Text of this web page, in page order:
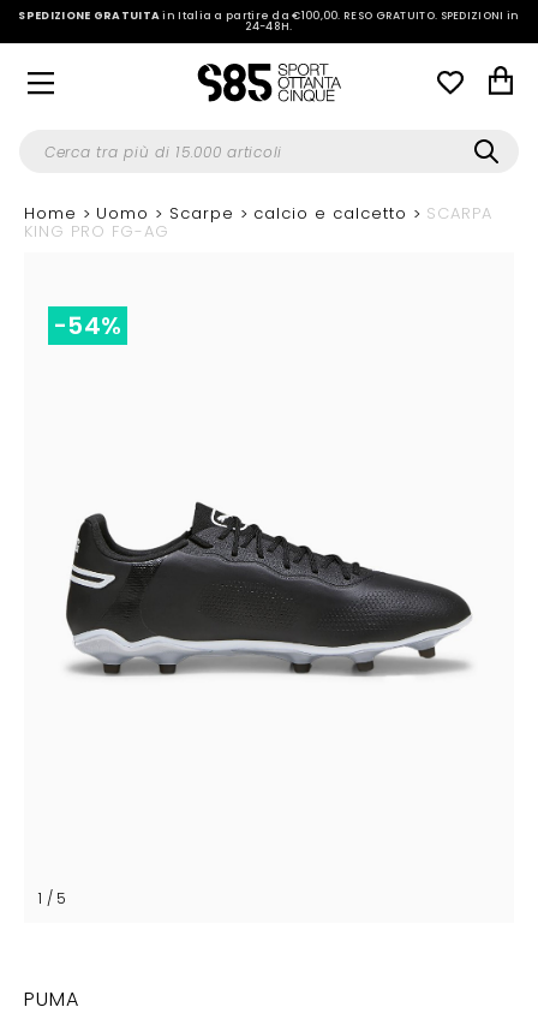
SPEDIZIONE GRATUITAin Italia a partire da €100,00.RESO GRATUITO. SPEDIZIONI in
24-48H.
Home Uomo Scarpe calcio e calcetto SCARPA
KING PRO FG-AG
1 / 5
-54%
PUMA